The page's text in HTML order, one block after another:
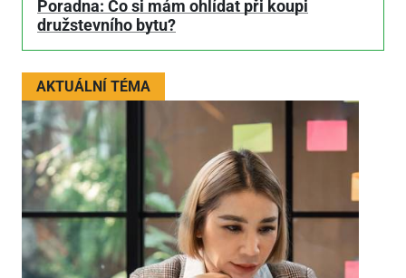
Poradna: Co si mám ohlídat při koupi
družstevního bytu?
AKTUÁLNÍ TÉMA